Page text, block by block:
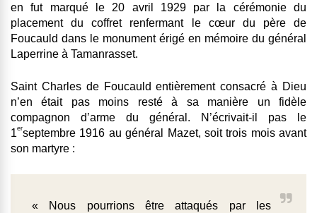
en fut marqué le 20 avril 1929 par la cérémonie du
placement du coffret renfermant le cœur du père de
Foucauld dans le monument érigé en mémoire du général
Laperrine à Tamanrasset.
Saint Charles de Foucauld entièrement consacré à Dieu
n’en était pas moins resté à sa manière un fidèle
compagnon d’arme du général. N’écrivait-il pas le
1erseptembre 1916 au général Mazet, soit trois mois avant
son martyre :
« Nous pourrions être attaqués par les